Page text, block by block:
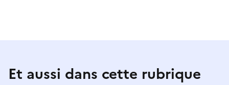
Et aussi dans cette rubrique